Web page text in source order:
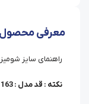
معرفی محصول
راهنمای سایز
نکته : قد مدل : 163 , وزن مدل : 62 , سایز مدل 40-42 میباشد.